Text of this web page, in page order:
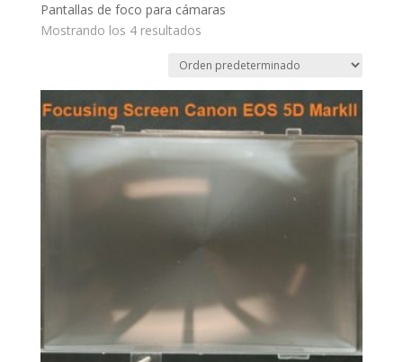
Pantallas de foco para cámaras
Mostrando los 4 resultados